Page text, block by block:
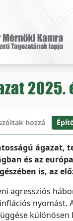
hozzá
ágazat,
és az
is, az
agressziós
nyomást.
különösen